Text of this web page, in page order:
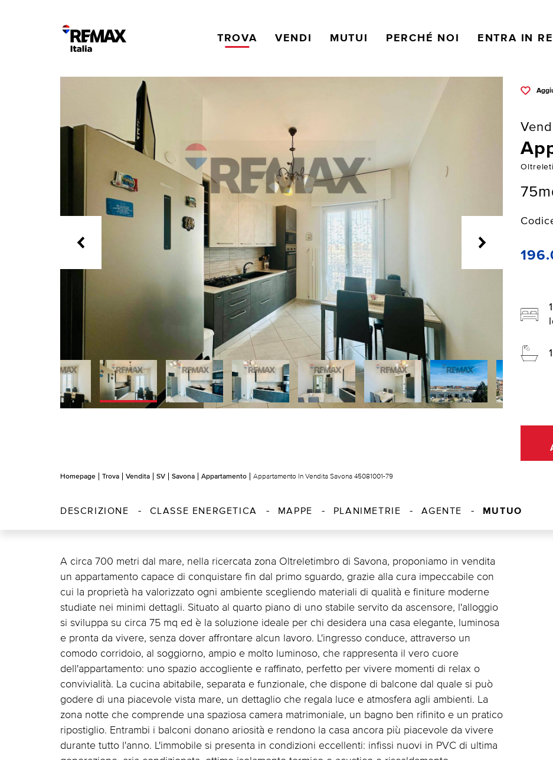
TROVA VENDI MUTUI PERCHÉ NOI ENTRA IN
Homepage Trova Vendita SV Savona Appartamento Appartamento In Vendita Savona 45081001-79
DESCRIZIONE CLASSE ENERGETICA MAPPE PLANIMETRIE AGENTE MUTUO
A circa 700 metri dal mare, nella ricercata zona Oltreletimbro di Savona, proponiamo in vendita
un appartamento capace di conquistare fin dal primo sguardo, grazie alla cura impeccabile con
cui la proprietà ha valorizzato ogni ambiente scegliendo materiali di qualità e finiture moderne
studiate nei minimi dettagli. Situato al quarto piano di uno stabile servito da ascensore, l'alloggio
si sviluppa su circa 75 mq ed è la soluzione ideale per chi desidera una casa elegante, luminosa
e pronta da vivere, senza dover affrontare alcun lavoro. L'ingresso conduce, attraverso un
comodo corridoio, al soggiorno, ampio e molto luminoso, che rappresenta il vero cuore
dell'appartamento: uno spazio accogliente e raffinato, perfetto per vivere momenti di relax o
convivialità. La cucina abitabile, separata e funzionale, che dispone di balcone dal quale si può
godere di una piacevole vista mare, un dettaglio che regala luce e atmosfera agli ambienti. La
zona notte che comprende una spaziosa camera matrimoniale, un bagno ben rifinito e un pratico
ripostiglio. Entrambi i balconi donano ariosità e rendono la casa ancora più piacevole da vivere
durante tutto l'anno. L'immobile si presenta in condizioni eccellenti: infissi nuovi in PVC di ultima